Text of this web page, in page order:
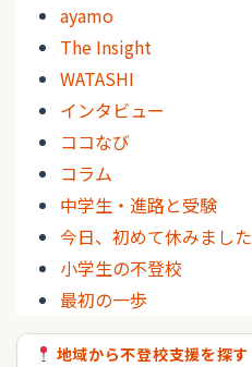
ayamo
The Insight
WATASHI
インタビュー
ココなび
コラム
中学生・進路と受験
今日、初めて休みました
小学生の不登校
最初の一歩
地域から不登校支援を探す